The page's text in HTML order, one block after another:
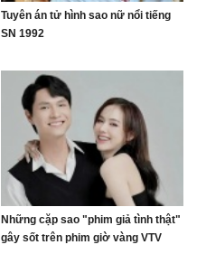
Tuyên án tử hình sao nữ nổi tiếng
SN 1992
Những cặp sao "phim giả tình thật"
gây sốt trên phim giờ vàng VTV